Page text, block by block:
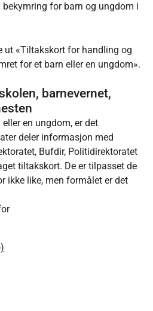
for barn og ungdom i
ut «Tiltakskort for handling og
for et barn eller en ungdom».
barnevernet,
en ungdom, er det
deler informasjon med
Bufdir, Politidirektoratet
tiltakskort. De er tilpasset de
ikke like, men formålet er det